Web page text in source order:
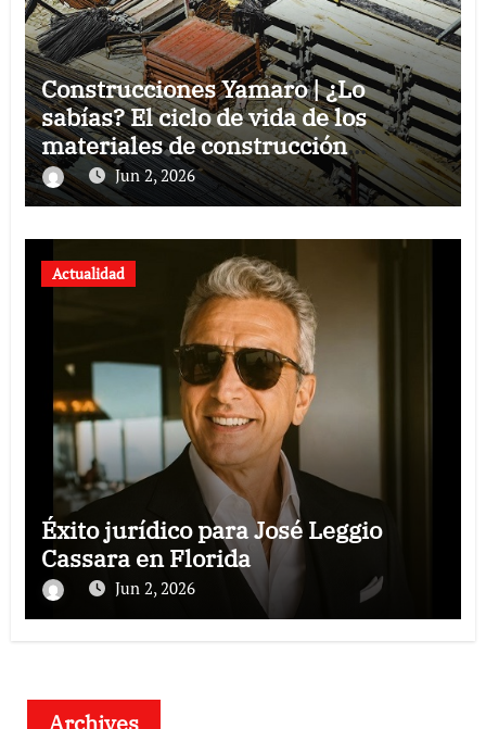
Construcciones Yamaro | ¿Lo
sabías? El ciclo de vida de los
materiales de construcción
revoluciona eficiencia en proyectos
modernos
Jun 2, 2026
Actualidad
Éxito jurídico para José Leggio
Cassara en Florida
Jun 2, 2026
Archives